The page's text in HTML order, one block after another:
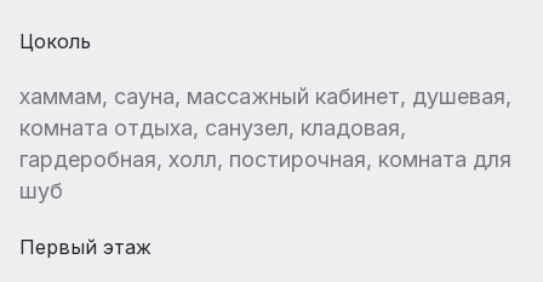
Цоколь
хаммам, сауна, массажный кабинет, душевая,
комната отдыха, санузел, кладовая,
гардеробная, холл, постирочная, комната для
шуб
Первый этаж